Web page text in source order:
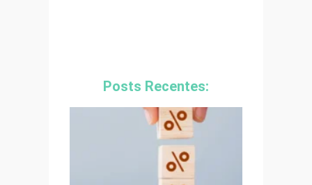
Posts Recentes: